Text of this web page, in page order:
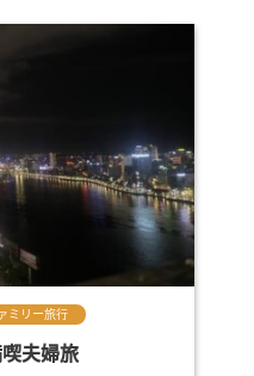
ミリー旅行
夫婦旅